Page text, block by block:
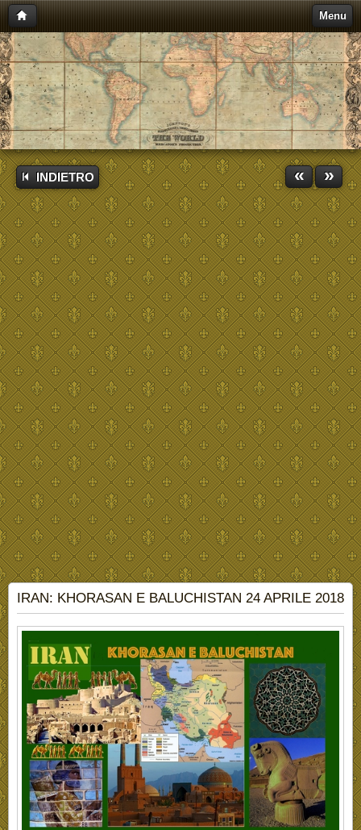
Menu
INDIETRO « »
IRAN: KHORASAN E BALUCHISTAN 24 APRILE 2018